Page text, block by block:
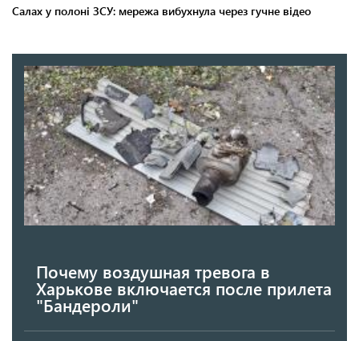
Почему воздушная тревога в
Харькове включается после прилета
"Бандероли"